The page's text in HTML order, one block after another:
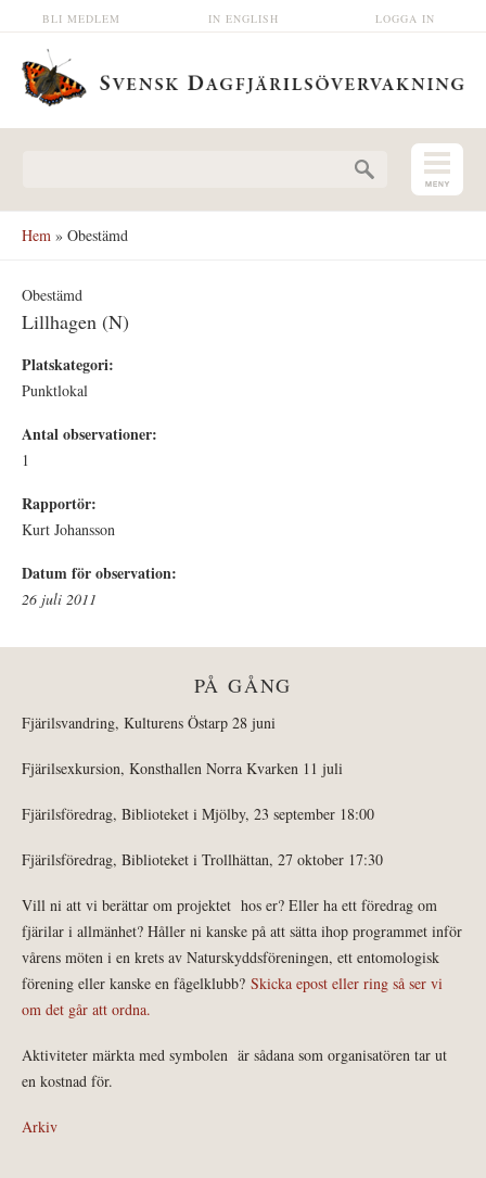
Hoppa till huvudinnehåll LOGGA IN
IN ENGLISH
BLI MEDLEM
Hem » Obestämd
Obestämd
Lillhagen (N)
Platskategori:
Punktlokal
Antal observationer:
1
Rapportör:
Kurt Johansson
Datum för observation:
26 juli 2011
PÅ GÅNG
Fjärilsvandring, Kulturens Östarp 28 juni
Fjärilsexkursion, Konsthallen Norra Kvarken 11 juli
Fjärilsföredrag, Biblioteket i Mjölby, 23 september 18:00
Fjärilsföredrag, Biblioteket i Trollhättan, 27 oktober 17:30
Vill ni att vi berättar om projektet hos er? Eller ha ett föredrag om
fjärilar i allmänhet? Håller ni kanske på att sätta ihop programmet inför
vårens möten i en krets av Naturskyddsföreningen, ett entomologisk
förening eller kanske en fågelklubb? Skicka epost eller ring så ser vi
om det går att ordna.
Aktiviteter märkta med symbolen är sådana som organisatören tar ut
en kostnad för.
Arkiv